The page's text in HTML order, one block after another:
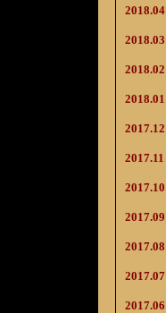
2018.04
2018.03
2018.02
2018.01
2017.12
2017.11
2017.10
2017.09
2017.08
2017.07
2017.06